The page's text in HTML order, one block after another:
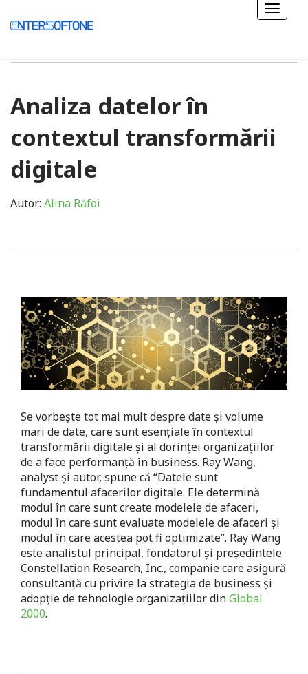
Analiza datelor în
contextul transformării
digitale
Autor: Alina Răfoi
Se vorbește tot mai mult despre date și volume
mari de date, care sunt esențiale în contextul
transformării digitale și al dorinței organizațiilor
de a face performanță în business. Ray Wang,
analyst și autor, spune că “Datele sunt
fundamentul afacerilor digitale. Ele determină
modul în care sunt create modelele de afaceri,
modul în care sunt evaluate modelele de afaceri și
modul în care acestea pot fi optimizate”. Ray Wang
este analistul principal, fondatorul și președintele
Constellation Research, Inc., companie care asigură
consultanță cu privire la strategia de business și
adopție de tehnologie organizațiilor dinGlobal
2000.